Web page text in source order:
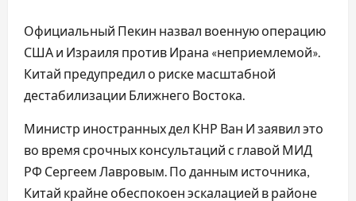
Официальный Пекин назвал военную операцию
США и Израиля против Ирана «неприемлемой».
Китай предупредил о риске масштабной
дестабилизации Ближнего Востока.
Министр иностранных дел КНР Ван И заявил это
во время срочных консультаций с главой МИД
РФ Сергеем Лавровым. По данным источника,
Китай крайне обеспокоен эскалацией в районе